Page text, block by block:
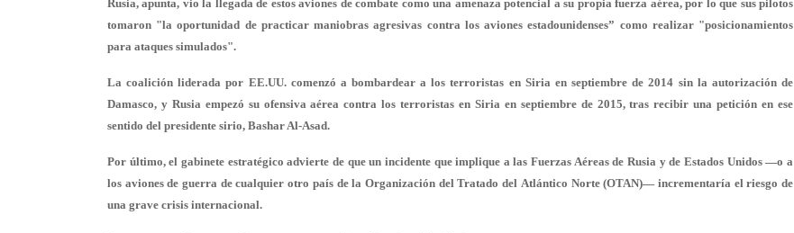
Rusia, apunta, vio la llegada de estos aviones de combate como una amenaza potencial a su propia fuerza aérea, por lo que sus pilotos
tomaron "la oportunidad de practicar maniobras agresivas contra los aviones estadounidenses” como realizar "posicionamientos
para ataques simulados".
La coalición liderada por EE.UU. comenzó a bombardear a los terroristas en Siria en septiembre de 2014 sin la autorización de
Damasco, y Rusia empezó su ofensiva aérea contra los terroristas en Siria en septiembre de 2015, tras recibir una petición en ese
sentido del presidente sirio, Bashar Al-Asad.
Por último, el gabinete estratégico advierte de que un incidente que implique a las Fuerzas Aéreas de Rusia y de Estados Unidos —o a
los aviones de guerra de cualquier otro país de la Organización del Tratado del Atlántico Norte (OTAN)— incrementaría el riesgo de
una grave crisis internacional.